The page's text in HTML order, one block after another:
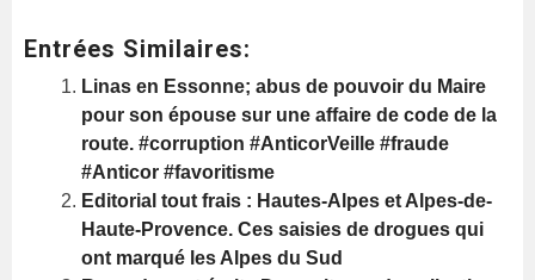
Entrées Similaires:
Linas en Essonne; abus de pouvoir du Maire
pour son épouse sur une affaire de code de la
route. #corruption #AnticorVeille #fraude
#Anticor #favoritisme
Editorial tout frais : Hautes-Alpes et Alpes-de-
Haute-Provence. Ces saisies de drogues qui
ont marqué les Alpes du Sud